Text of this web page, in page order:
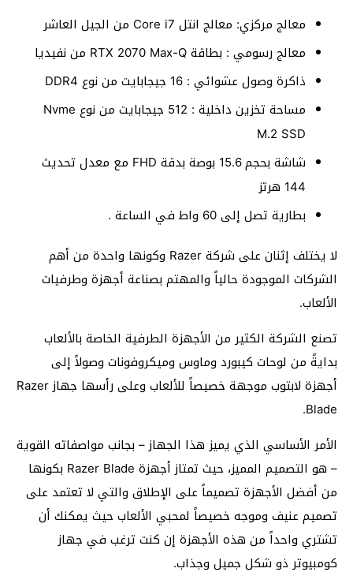
معالج مركزي: معالج انتل Core i7 من الجيل العاشر
معالج رسومي : بطاقة RTX 2070 Max-Q من نفيديا
ذاكرة وصول عشوائي : 16 جيجابايت من نوع DDR4
مساحة تخزين داخلية : 512 جيجابايت من نوع Nvme
M.2 SSD
شاشة بحجم 15.6 بوصة بدقة FHD مع معدل تحديث
144 هرتز
بطارية تصل إلى 60 واط في الساعة .
لا يختلف إثنان على شركة Razer وكونها واحدة من أهم
الشركات الموجودة حالياً والمهتم بصناعة أجهزة وطرفيات
الألعاب.
تصنع الشركة الكثير من الأجهزة الطرفية الخاصة بالألعاب
بدايةً من لوحات كيبورد وماوس وميكروفونات وصولاً إلى
أجهزة لابتوب موجهة خصيصاً للألعاب وعلى رأسها جهاز Razer
Blade.
الأمر الأساسي الذي يميز هذا الجهاز – بجانب مواصفاته القوية
– هو التصميم المميز، حيث تمتاز أجهزة Razer Blade بكونها
من أفضل الأجهزة تصميماً على الإطلاق والتي لا تعتمد على
تصميم عنيف وموجه خصيصاً لمحبي الألعاب حيث يمكنك أن
تشتري واحداً من هذه الأجهزة إن كنت ترغب في جهاز
كومبيوتر ذو شكل جميل وجذاب.